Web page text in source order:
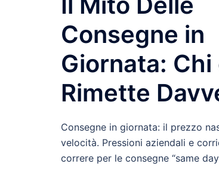
Consegne in
Giornata: Chi
Rimette
Consegne in giornata: il prezzo
velocità. Pressioni aziendali e
correre per le consegne “same